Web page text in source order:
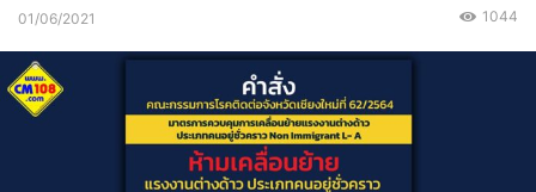
01/06/2021 1044